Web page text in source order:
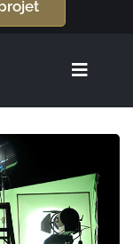
Toggle